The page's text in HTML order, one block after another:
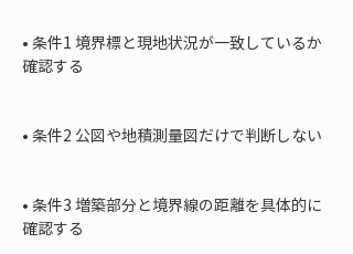
• 条件1 境界標と現地状況が一致しているか
確認する
• 条件2 公図や地積測量図だけで判断しない
• 条件3 増築部分と境界線の距離を具体的に
確認する